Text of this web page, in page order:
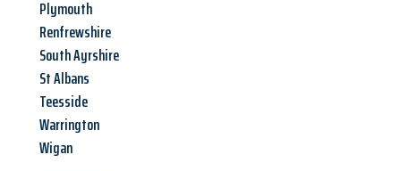
Plymouth
Renfrewshire
South Ayrshire
St Albans
Teesside
Warrington
Wigan